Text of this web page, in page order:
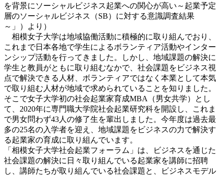
を背景にソーシャルビジネス起業への関心が高い～起業予定
層のソーシャルビジネス
（SB） に対する意識調査結果
～」）より）
相模女子大学は地域協働活動に積極的に取り組んでおり、
これまで日本各地で学生によるボランティア活動やインター
ンシップ活動を行ってきました。しかし、地域課題の解決に
学生と教員がともに取り組むなかで、社会課題をビジネス視
点で解決できる人材、ボランティアではなく本業として本気
で取り組む人材が地域で求められていることを知りました。
そこで女子大学初の社会起業家育成MBA（男女共学）とし
て、2020年に専門職大学院社会起業研究科を開設し、これま
で男女問わず43人の修了生を輩出しました。今年度は過去最
多の25名の入学者を迎え、地域課題をビジネスの力で解決す
る起業家の育成に取り組んでいます。
「相模女子大学社会起業フォーラム」は、ビジネスを通じた
社会課題の解決に日々取り組んでいる起業家を講師に招聘
し、講師たちが取り組んでいる社会課題と、ビジネスモデル